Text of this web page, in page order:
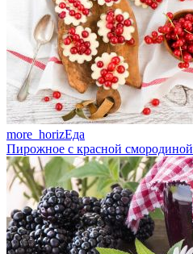
more_horizЕда
Пирожное с красной смородиной